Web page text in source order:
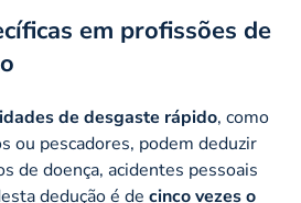
em profissões de
de desgaste rápido, como
ou pescadores, podem deduzir
de doença, acidentes pessoais
dedução é de cinco vezes o